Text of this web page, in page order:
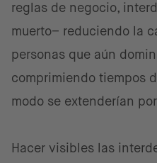
reglas de negocio,
muerto– reduciendo la
personas que aún
comprimiendo tiempos
modo se extenderían
Hacer visibles las